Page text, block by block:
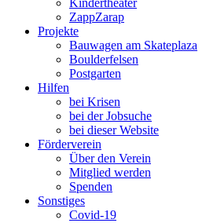
Kindertheater
ZappZarap
Projekte
Bauwagen am Skateplaza
Boulderfelsen
Postgarten
Hilfen
bei Krisen
bei der Jobsuche
bei dieser Website
Förderverein
Über den Verein
Mitglied werden
Spenden
Sonstiges
Covid-19